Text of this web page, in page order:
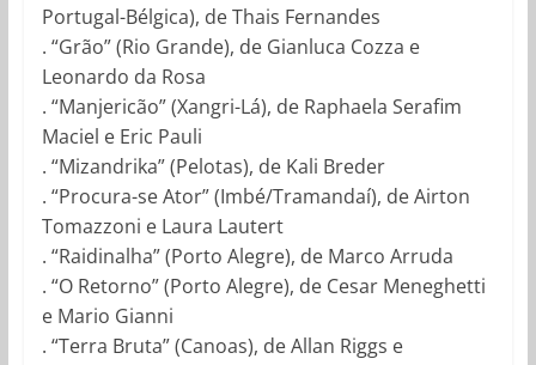
Portugal-Bélgica), de Thais Fernandes
. “Grão” (Rio Grande), de Gianluca Cozza e
Leonardo da Rosa
. “Manjericão” (Xangri-Lá), de Raphaela Serafim
Maciel e Eric Pauli
. “Mizandrika” (Pelotas), de Kali Breder
. “Procura-se Ator” (Imbé/Tramandaí), de Airton
Tomazzoni e Laura Lautert
. “Raidinalha” (Porto Alegre), de Marco Arruda
. “O Retorno” (Porto Alegre), de Cesar Meneghetti
e Mario Gianni
. “Terra Bruta” (Canoas), de Allan Riggs e